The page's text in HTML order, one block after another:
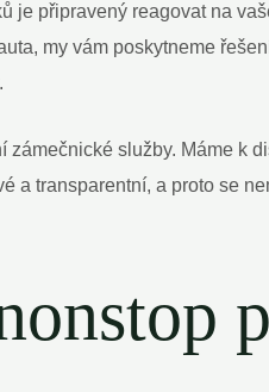
je připravený reagovat na
my vám poskytneme
zámečnické služby. Máme k
a transparentní, a proto se